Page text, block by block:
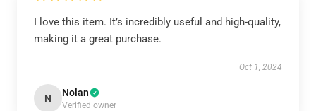
I love this item. It’s incredibly useful and high-quality,
making it a great purchase.
Oct 1, 2024
N Nolan
Verified owner